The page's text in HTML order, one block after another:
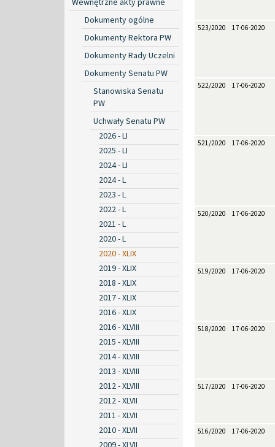
Dokumenty ogólne
Dokumenty Rektora PW
Dokumenty Rady Uczelni
Dokumenty Senatu PW
Stanowiska Senatu
PW
Uchwały Senatu PW
2026 - LI
2025 - LI
2024 - LI
2024 - L
2023 - L
2022 - L
2021 - L
2020 - L
2020 - XLIX
2019 - XLIX
2018 - XLIX
2017 - XLIX
2016 - XLIX
2016 - XLVIII
2015 - XLVIII
2014 - XLVIII
2013 - XLVIII
2012 - XLVIII
2012 - XLVII
2011 - XLVII
2010 - XLVII
523/2020 17-06-2020
522/2020 17-06-2020
521/2020 17-06-2020
520/2020 17-06-2020
519/2020 17-06-2020
518/2020 17-06-2020
517/2020 17-06-2020
516/2020 17-06-2020